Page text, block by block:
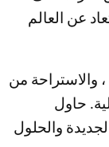
عن العالم
، والاستراحة من
حاول
والحلول